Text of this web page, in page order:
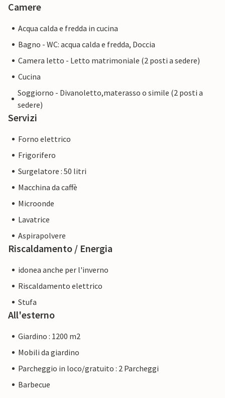
Camere
Acqua calda e fredda in cucina
Bagno - WC: acqua calda e fredda, Doccia
Camera letto - Letto matrimoniale (2 posti a sedere)
Cucina
Soggiorno - Divanoletto,materasso o simile (2 posti a
sedere)
Servizi
Forno elettrico
Frigorifero
Surgelatore : 50 litri
Macchina da caffè
Microonde
Lavatrice
Aspirapolvere
Riscaldamento / Energia
idonea anche per l'inverno
Riscaldamento elettrico
Stufa
All'esterno
Giardino : 1200 m2
Mobili da giardino
Parcheggio in loco/gratuito : 2 Parcheggi
Barbecue